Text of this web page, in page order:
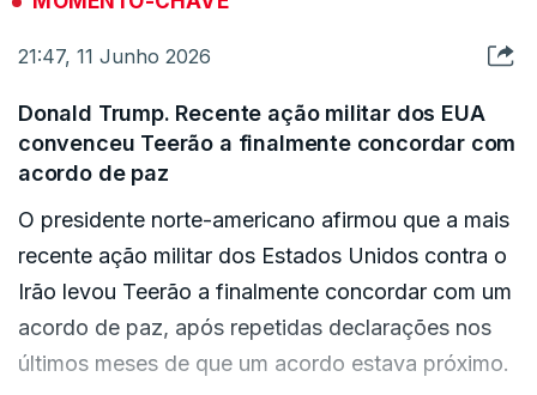
o Irão e poderia ser assinado já este fim de
posição poucas horas depois de ter ameaçado
lançar novos ataques.
21:47, 11 Junho 2026
Donald Trump. Recente ação militar dos EUA
convenceu Teerão a finalmente concordar com
acordo de paz
O presidente norte-americano afirmou que a mais
recente ação militar dos Estados Unidos contra o
Irão levou Teerão a finalmente concordar com um
acordo de paz, após repetidas declarações nos
últimos meses de que um acordo estava próximo.